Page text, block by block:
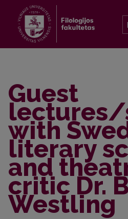
Guest
lectures/
with
literary
and
critic Dr.
Westling